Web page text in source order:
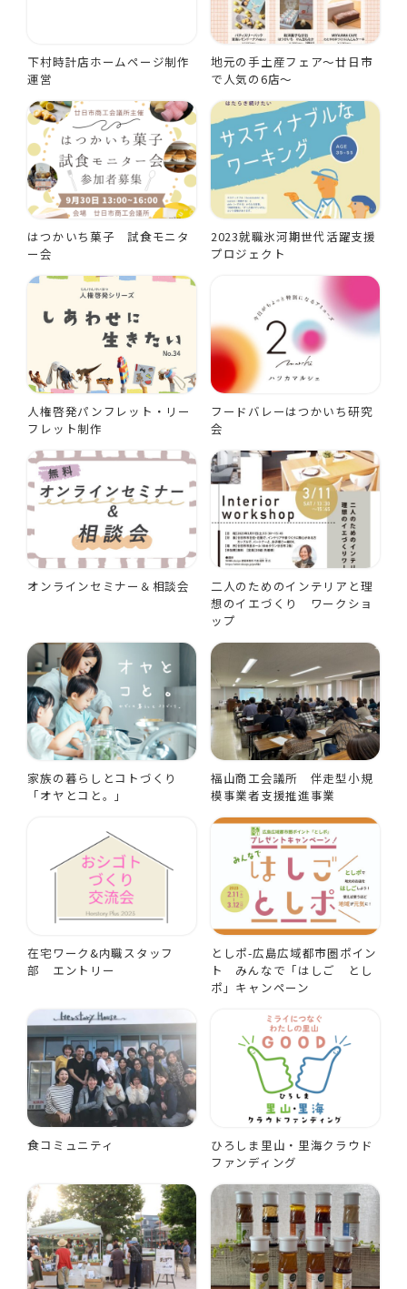
下村時計店ホームページ制作
運営
地元の手土産フェア～廿日市
で人気の6店～
はつかいち菓子 試食モニタ
ー会
2023就職氷河期世代活躍支援
プロジェクト
人権啓発パンフレット・リー
フレット制作
フードバレーはつかいち研究
会
オンラインセミナー＆相談会
二人のためのインテリアと理
想のイエづくり ワークショ
ップ
家族の暮らしとコトづくり
「オヤとコと。」
福山商工会議所 伴走型小規
模事業者支援推進事業
在宅ワーク&内職スタッフ
部 エントリー
としポ-広島広域都市圏ポイン
ト みんなで「はしご とし
ポ」キャンペーン
食コミュニティ
ひろしま里山・里海クラウド
ファンディング